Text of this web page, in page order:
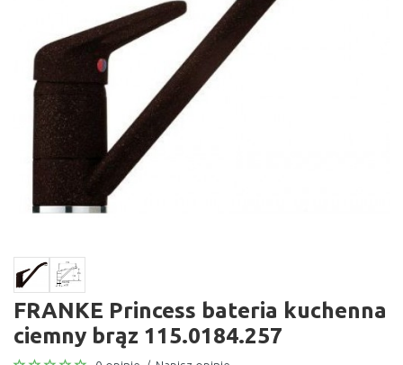
FRANKE Princess bateria kuchenna
ciemny brąz 115.0184.257